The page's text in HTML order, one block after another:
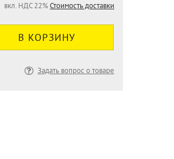
вкл. НДС 22%Стоимость доставки
Задать вопрос о товаре